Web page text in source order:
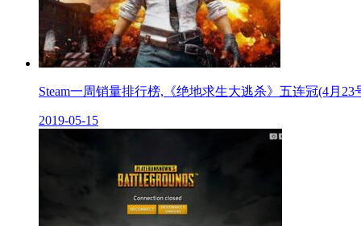
Steam一周销量排行榜,《绝地求生大逃杀》五连冠(4月23
2019-05-15